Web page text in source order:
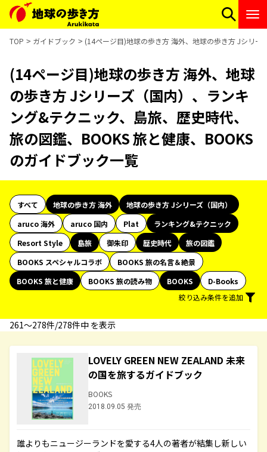
TOP ガイドブック (14ページ目)地球の歩き方 海外、地球の歩き方 Jシリ
(14ページ目)地球の歩き方 海外、地球
の歩き方 Jシリーズ（国内）、ランキ
ング&テクニック、島旅、歴史時代、
旅の図鑑、BOOKS 旅と健康、BOOKS
のガイドブック一覧
すべて 地球の歩き方 海外
地球の歩き方 Jシリーズ（国内）
aruco 海外
aruco 国内 Plat
ランキング&テクニック
Resort Style
島旅 御朱印 歴史時代
旅の図鑑
BOOKS スペシャルコラボ
BOOKS 旅の名言＆絶景
BOOKS 旅と健康
BOOKS 旅の読み物 BOOKS
D-Books
絞り込み条件を追加
261〜278件/278件中 を表示
LOVELY GREEN NEW ZEALAND 未来
の国を旅するガイドブック
BOOKS
2018.09.05 発売
誰よりもニュージーランドを愛する4人の著者が結集し新しい